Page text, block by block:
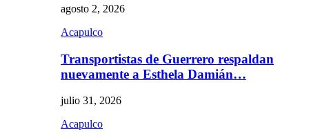
agosto 2, 2026
Acapulco
Transportistas de Guerrero respaldan
nuevamente a Esthela Damián…
julio 31, 2026
Acapulco